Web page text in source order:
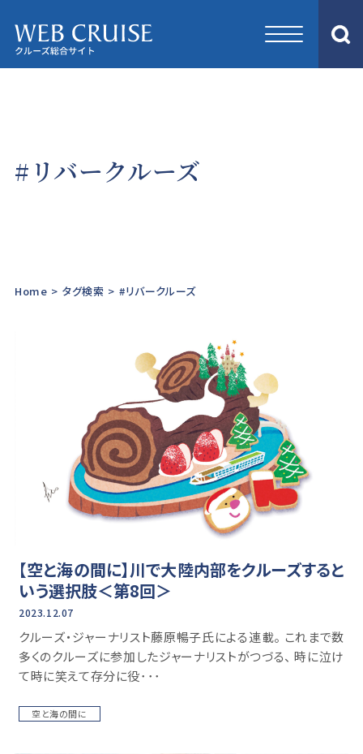
#リバークルーズ
Home > タグ検索 > #リバークルーズ
【空と海の間に】川で大陸内部をクルーズすると
いう選択肢＜第8回＞
2023.12.07
クルーズ・ジャーナリスト藤原暢子氏による連載。 これまで数
多くのクルーズに参加したジャーナリストがつづる、 時に泣け
て時に笑えて存分に役･･･
空と海の間に